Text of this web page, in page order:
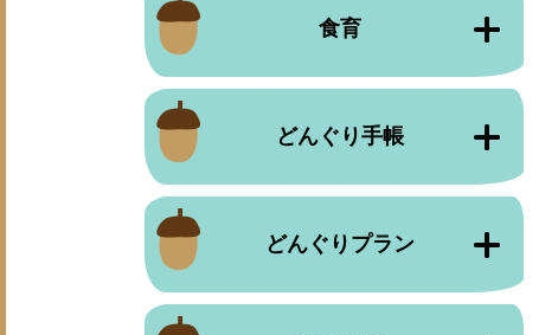
食育
どんぐり手帳
どんぐりプラン